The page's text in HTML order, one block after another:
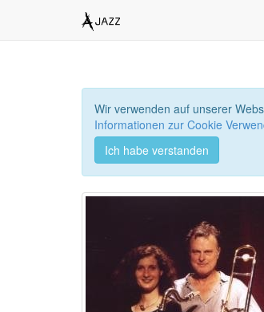
Wir verwenden auf unserer
Informationen zur Cookie
Ich habe verstanden